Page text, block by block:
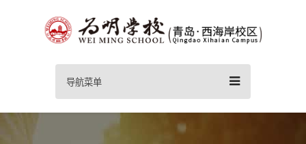
导航菜单